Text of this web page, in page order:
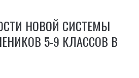
НОВОЙ СИСТЕМЫ
5-9 КЛАССОВ В